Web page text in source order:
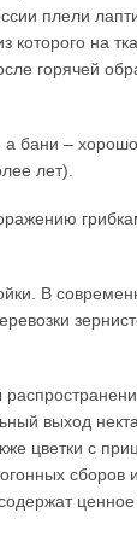
плели
на
горячей
бани –
лет).
В
выход
цветки с
сборов